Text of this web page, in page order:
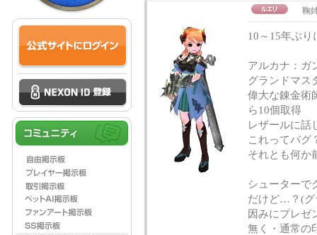
鞠
10～15年ぶり
アルカナ：ガ
グランドマス
偉大な錬金術
ら10個取得
レザールに話
これってバグ
それとも何か
シューターで
だけど…？(グ
因みにプレゼ
無く・通常の